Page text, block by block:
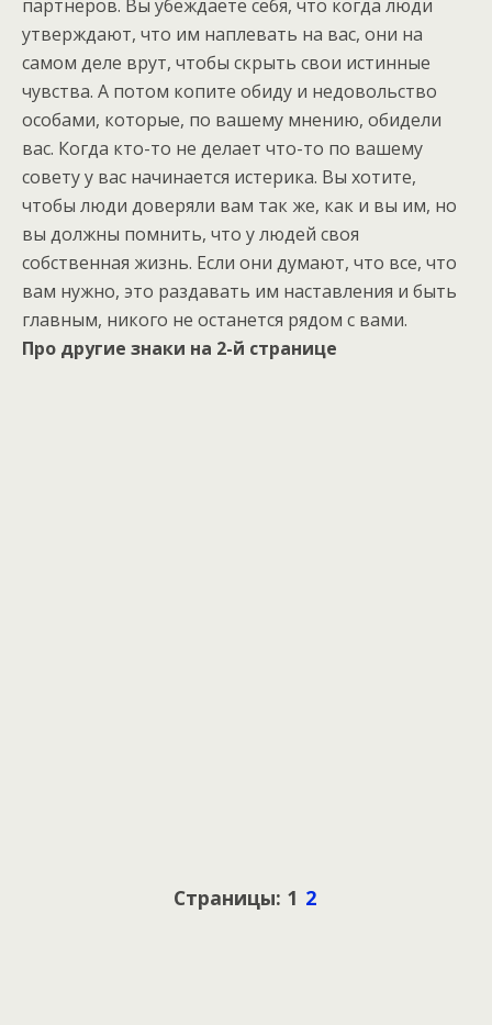
партнеров. Вы убеждаете себя, что когда люди
утверждают, что им наплевать на вас, они на
самом деле врут, чтобы скрыть свои истинные
чувства. А потом копите обиду и недовольство
особами, которые, по вашему мнению, обидели
вас. Когда кто-то не делает что-то по вашему
совету у вас начинается истерика. Вы хотите,
чтобы люди доверяли вам так же, как и вы им, но
вы должны помнить, что у людей своя
собственная жизнь. Если они думают, что все, что
вам нужно, это раздавать им наставления и быть
главным, никого не останется рядом с вами.
Про другие знаки на 2-й странице
Страницы: 1 2